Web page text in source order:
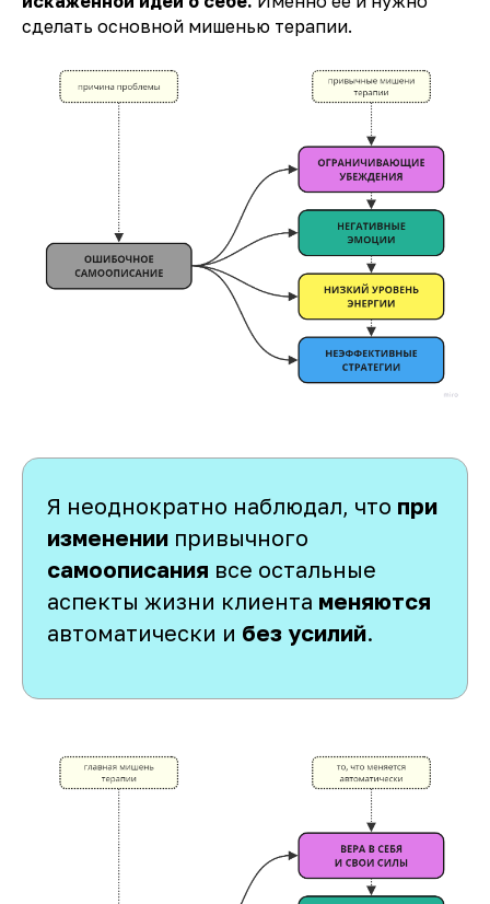
сделать основной мишенью терапии.
Я неоднократно наблюдал, что при
изменении привычного
самоописания все остальные
аспекты жизни клиента меняются
автоматически и без усилий.